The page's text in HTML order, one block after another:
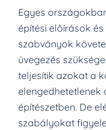
Egyes
építési előírások
szabványok
üvegezés
teljesítik azokat a
elengedhetetlenek
építészetben. De
szabályokat